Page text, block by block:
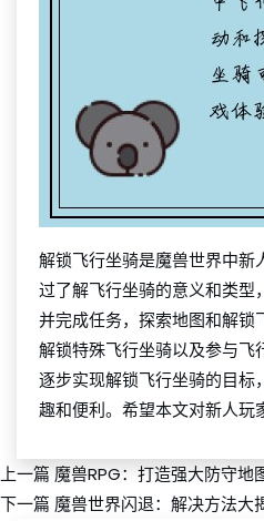
解锁飞行坐骑是魔兽世界中新
过了解飞行坐骑的意义和类型
并完成任务，探索地图和解锁
解锁特殊飞行坐骑以及参与飞
逐步实现解锁飞行坐骑的目标
趣和便利。希望本文对新人玩
上一篇 魔兽RPG：打造强大防守地
下一篇 魔兽世界闪退：解决方法大